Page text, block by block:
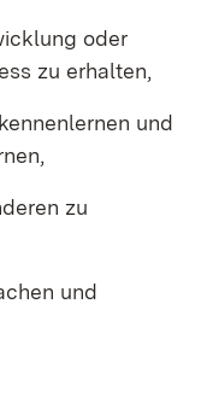
oder
zu erhalten,
und
zu
und